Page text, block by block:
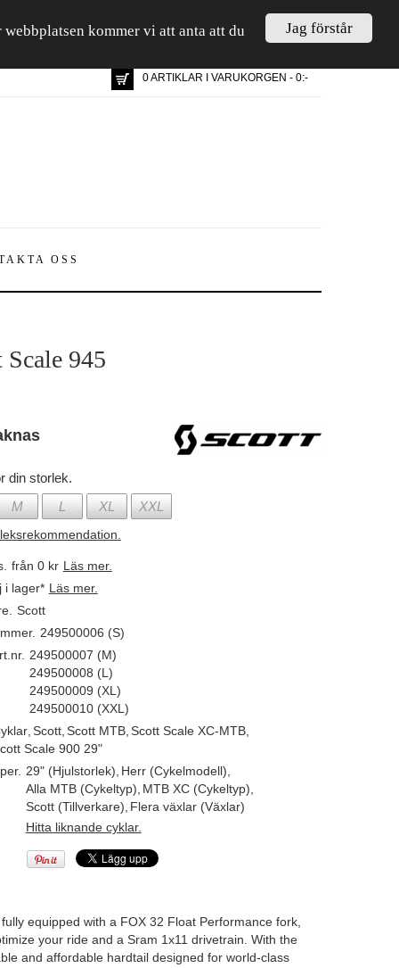
Jag förstår
kommer vi att anta att du
0 ARTIKLAR I VARUKORGEN - 0:-
OSS
Scale 945
din storlek.
M
L XL XXL
från 0 kr Läs mer.
i lager* Läs mer.
Scott
249500006 (S)
249500007 (M)
249500008 (L)
249500009 (XL)
249500010 (XXL)
, Scott, Scott MTB, Scott Scale XC-MTB,
Scale 900 29"
29" (Hjulstorlek) Herr (Cykelmodell)
Alla MTB (Cykeltyp) MTB XC (Cykeltyp)
Scott (Tillverkare) Flera växlar (Växlar)
Hitta liknande cyklar.
equipped with a FOX 32 Float Performance fork,
your ride and a Sram 1x11 drivetrain. With the
and affordable hardtail designed for world-class